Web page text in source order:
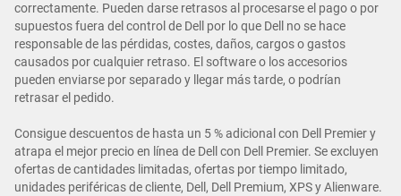
correctamente. Pueden darse retrasos al procesarse el pago o por
supuestos fuera del control de Dell por lo que Dell no se hace
responsable de las pérdidas, costes, daños, cargos o gastos
causados por cualquier retraso. El software o los accesorios
pueden enviarse por separado y llegar más tarde, o podrían
retrasar el pedido.
Consigue descuentos de hasta un 5 % adicional con Dell Premier y
atrapa el mejor precio en línea de Dell con Dell Premier. Se excluyen
ofertas de cantidades limitadas, ofertas por tiempo limitado,
unidades periféricas de cliente, Dell, Dell Premium, XPS y Alienware.